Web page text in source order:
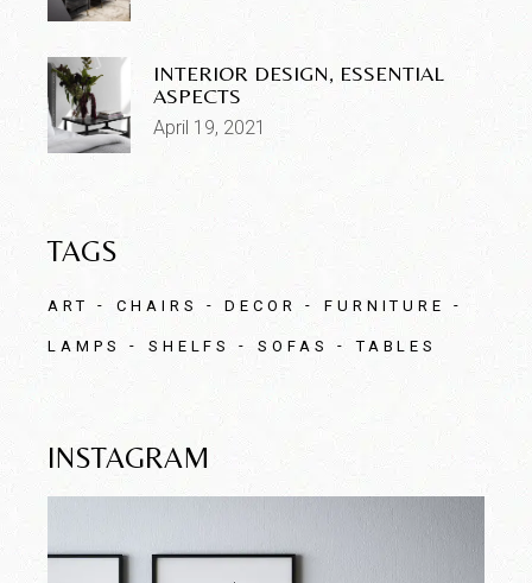
INTERIOR DESIGN, ESSENTIAL
ASPECTS
April 19, 2021
TAGS
ART CHAIRS DECOR FURNITURE
LAMPS SHELFS SOFAS TABLES
INSTAGRAM